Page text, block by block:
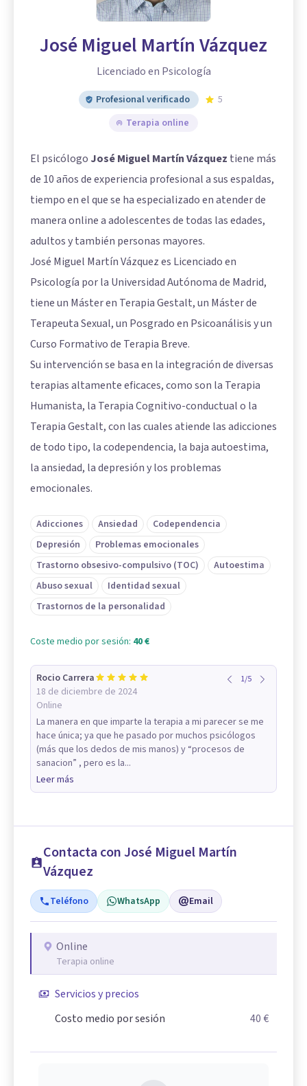
José Miguel Martín Vázquez
Licenciado en Psicología
Profesional verificado
5
Terapia online
El psicólogo José Miguel Martín Vázquez tiene más
de 10 años de experiencia profesional a sus espaldas,
tiempo en el que se ha especializado en atender de
manera online a adolescentes de todas las edades,
adultos y también personas mayores.
José Miguel Martín Vázquez es Licenciado en
Psicología por la Universidad Autónoma de Madrid,
tiene un Máster en Terapia Gestalt, un Máster de
Terapeuta Sexual, un Posgrado en Psicoanálisis y un
Curso Formativo de Terapia Breve.
Su intervención se basa en la integración de diversas
terapias altamente eficaces, como son la Terapia
Humanista, la Terapia Cognitivo-conductual o la
Terapia Gestalt, con las cuales atiende las adicciones
de todo tipo, la codependencia, la baja autoestima,
la ansiedad, la depresión y los problemas
emocionales.
Adicciones Ansiedad
Codependencia
Depresión
Problemas emocionales
Trastorno obsesivo-compulsivo (TOC)
Autoestima
Abuso sexual
Identidad sexual
Trastornos de la personalidad
Coste medio por sesión: 40 €
Rocio Carrera
18 de diciembre de 2024
Online
1/5
La manera en que imparte la terapia a mi parecer se me
hace única; ya que he pasado por muchos psicólogos
(más que los dedos de mis manos) y “procesos de
sanacion” , pero es la...
Leer más
Contacta con José Miguel Martín
Vázquez
Teléfono WhatsApp Email
Online
Terapia online
Servicios y precios
Costo medio por sesión
40 €